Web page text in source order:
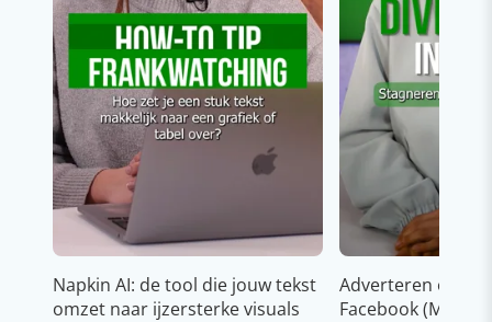
Napkin AI: de tool die jouw tekst
omzet naar ijzersterke visuals
Adverteren op
Facebook (Meta)